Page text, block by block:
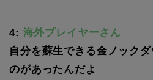
4: 海外プレイヤーさん
自分を蘇生できる金ノック
のがあったんだよ